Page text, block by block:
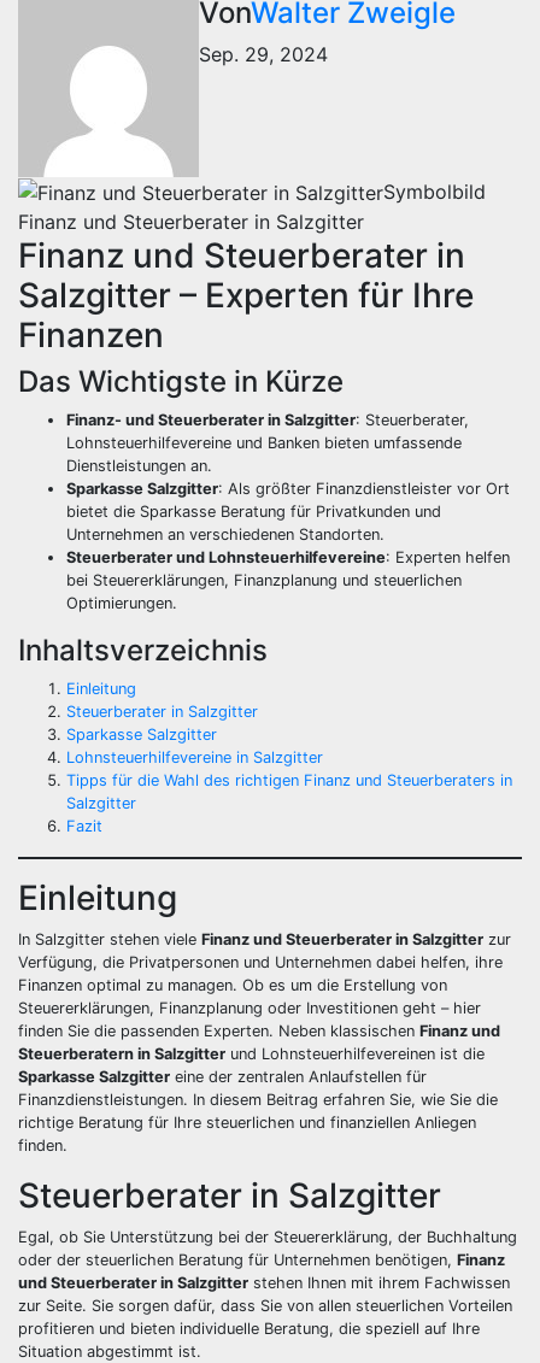
VonWalter Zweigle
Sep. 29, 2024
Symbolbild
Finanz und Steuerberater in Salzgitter
Finanz und Steuerberater in
Salzgitter – Experten für Ihre
Finanzen
Das Wichtigste in Kürze
Finanz- und Steuerberater in Salzgitter: Steuerberater,
Lohnsteuerhilfevereine und Banken bieten umfassende
Dienstleistungen an.
Sparkasse Salzgitter: Als größter Finanzdienstleister vor Ort
bietet die Sparkasse Beratung für Privatkunden und
Unternehmen an verschiedenen Standorten.
Steuerberater und Lohnsteuerhilfevereine: Experten helfen
bei Steuererklärungen, Finanzplanung und steuerlichen
Optimierungen.
Inhaltsverzeichnis
Einleitung
Steuerberater in Salzgitter
Sparkasse Salzgitter
Lohnsteuerhilfevereine in Salzgitter
Tipps für die Wahl des richtigen Finanz und Steuerberaters in
Salzgitter
Fazit
Einleitung
In Salzgitter stehen viele Finanz und Steuerberater in Salzgitter zur
Verfügung, die Privatpersonen und Unternehmen dabei helfen, ihre
Finanzen optimal zu managen. Ob es um die Erstellung von
Steuererklärungen, Finanzplanung oder Investitionen geht – hier
finden Sie die passenden Experten. Neben klassischen Finanz und
Steuerberatern in Salzgitter und Lohnsteuerhilfevereinen ist die
Sparkasse Salzgitter eine der zentralen Anlaufstellen für
Finanzdienstleistungen. In diesem Beitrag erfahren Sie, wie Sie die
richtige Beratung für Ihre steuerlichen und finanziellen Anliegen
finden.
Steuerberater in Salzgitter
Egal, ob Sie Unterstützung bei der Steuererklärung, der Buchhaltung
oder der steuerlichen Beratung für Unternehmen benötigen, Finanz
und Steuerberater in Salzgitter stehen Ihnen mit ihrem Fachwissen
zur Seite. Sie sorgen dafür, dass Sie von allen steuerlichen Vorteilen
profitieren und bieten individuelle Beratung, die speziell auf Ihre
Situation abgestimmt ist.